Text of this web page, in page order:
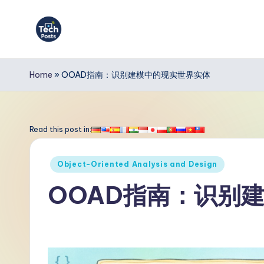
T
e
h
Home » OOAD指南：识别建模中的现实世界实体
Read this post in:
Posted
Object-Oriented Analysis and Design
OOAD指南：识别